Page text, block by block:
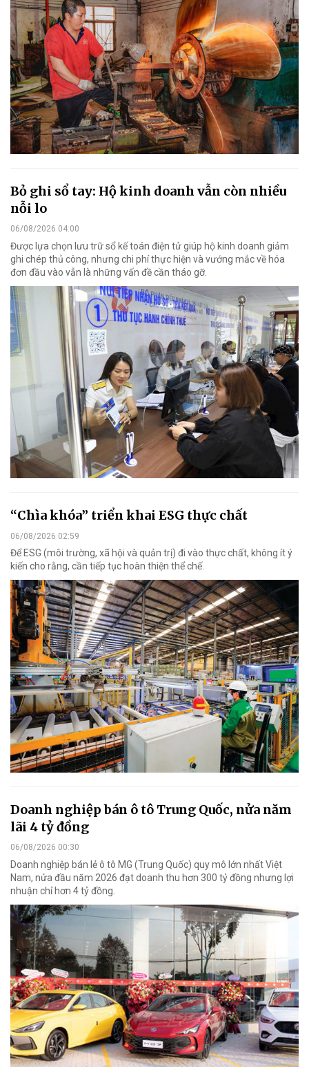
Bỏ ghi sổ tay: Hộ kinh doanh vẫn còn nhiều
nỗi lo
06/08/2026 04:00
Được lựa chọn lưu trữ sổ kế toán điện tử giúp hộ kinh doanh giảm
ghi chép thủ công, nhưng chi phí thực hiện và vướng mắc về hóa
đơn đầu vào vẫn là những vấn đề cần tháo gỡ.
“Chìa khóa” triển khai ESG thực chất
06/08/2026 02:59
Để ESG (môi trường, xã hội và quản trị) đi vào thực chất, không ít ý
kiến cho rằng, cần tiếp tục hoàn thiện thể chế.
Doanh nghiệp bán ô tô Trung Quốc, nửa năm
lãi 4 tỷ đồng
06/08/2026 00:30
Doanh nghiệp bán lẻ ô tô MG (Trung Quốc) quy mô lớn nhất Việt
Nam, nửa đầu năm 2026 đạt doanh thu hơn 300 tỷ đồng nhưng lợi
nhuận chỉ hơn 4 tỷ đồng.